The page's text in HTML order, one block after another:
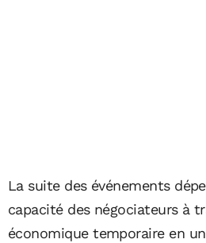
La suite des événements
capacité des négociateurs à
économique temporaire en